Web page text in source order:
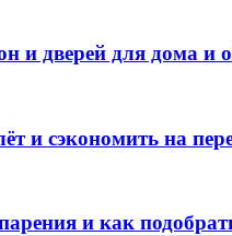
и дверей для дома и
и сэкономить на
и как